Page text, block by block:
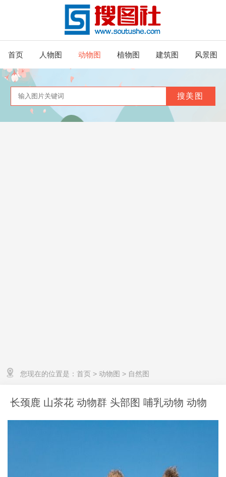
首页 人物图 动物图 植物图 建筑图 风景图
您现在的位置是： 首页 > 动物图 > 自然图
长颈鹿 山茶花 动物群 头部图 哺乳动物 动物